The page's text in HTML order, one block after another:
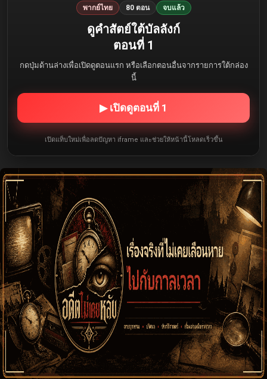
พากย์ไทย 80 ตอน จบแล้ว
ดูคำสัตย์ใต้บัลลังก์
ตอนที่ 1
กดปุ่มด้านล่างเพื่อเปิดดูตอนแรก หรือเลือกตอนอื่นจากรายการใต้กล่อง
นี้
▶ เปิดดูตอนที่ 1
เปิดแท็บใหม่เพื่อลดปัญหา iframe และช่วยให้หน้านี้โหลดเร็วขึ้น